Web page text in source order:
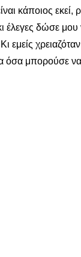
κάποιος εκεί,
δώσε μου
όσα μπορούσε